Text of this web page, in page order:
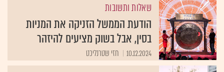
שאלות ותשובות
הודעת הממשל הזניקה את המניות
בסין, אבל בשוק מציעים להיזהר
10.12.2024 חזי שטרנליכט